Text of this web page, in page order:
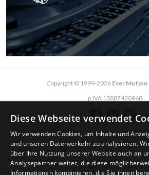
Copyright © 1999-2026 Ever Motion
p.IVA 13887430968
via del Commercio, 2/4 -
via del Commercio, 9/11 -
+39 0371 412318
Diese Webseite verwendet
Wir verwenden Cookies, um Inhalte und
und unseren Datenverkehr zu analysieren.
über Ihre Nutzung unserer Website auch an
Analysepartner weiter, die diese
Informationen kombinieren, die Sie ihnen